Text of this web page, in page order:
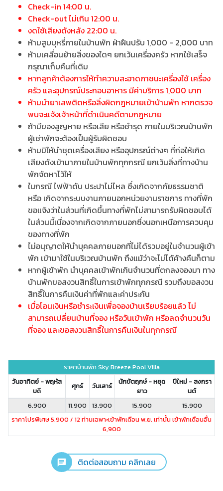
Check-in 14:00 น.
Check-out ไม่เกิน 12:00 น.
งดใช้เสียงดังหลัง 22:00 น.
ห้ามสูบบุหรี่ภายในบ้านพัก ฝ่าฝืนปรับ 1,000 - 2,000 บาท
ห้ามเคลื่อนย้ายสิ่งของใดๆ ยกเว้นเครื่องครัว หากใช้เสร็จ
กรุณาเก็บคืนที่เดิม
หากลูกค้าต้องการให้ทำความสะอาดภาชนะเครื่องใช้ เครื่อง
ครัว และอุปกรณ์ประกอบอาหาร มีค่าบริการ 1,000 บาท
ห้ามนำยาเสพติดหรือสิ่งผิดกฎหมายเข้าบ้านพัก หากตรวจ
พบจะแจ้งเจ้าหน้าที่ดำเนินคดีตามกฎหมาย
ถ้ามีของสูญหาย หรือเสีย หรือชำรุด ภายในบริเวณบ้านพัก
ผู้เช่าพักจะต้องเป็นผู้รับผิดชอบ
ห้ามมิให้นำชุดเครื่องเสียง หรืออุปกรณ์ต่างๆ ที่ก่อให้เกิด
เสียงดังเข้ามาภายในบ้านพักทุกกรณี ยกเว้นสิ่งที่ทางบ้าน
พักจัดหาไว้ให้
ในกรณี ไฟฟ้าดับ ประปาไม่ไหล ซึ่งเกิดจากภัยธรรมชาติ
หรือ เกิดจากระบบงานภายนอกหน่วยงานราชการ ทางที่พัก
ขอแจ้งว่าในส่วนที่เกิดขึ้นทางที่พักไม่สามารถรับผิดชอบได้
ในส่วนนี้เนื่องจากเกิดจากภายนอกซึ่งนอกเหนือการควบคุม
ของทางที่พัก
ไม่อนุญาตให้นำบุคคลภายนอกที่ไม่ได้รวมอยู่ในจำนวนผู้เข้า
พัก เข้ามาใช้ในบริเวณบ้านพัก ถึงแม้ว่าจะไม่ได้ค้างคืนก็ตาม
หากผู้เข้าพัก นำบุคคลเข้าพักเกินจำนวนที่ตกลงจองมา ทาง
บ้านพักขอสงวนสิทธิ์ในการเข้าพักทุกกรณี รวมถึงขอสงวน
สิทธิ์ในการคืนเงินค่าที่พักและค่าประกัน
เมื่อโอนเงินหรือชำระเงินเพื่อจองบ้านเรียบร้อยแล้ว ไม่
สามารถเปลี่ยนบ้านที่จอง หรือวันเข้าพัก หรือลดจำนวนวัน
ที่จอง และขอสงวนสิทธิ์ในการคืนเงินในทุกกรณี
ราคาบ้านพัก Sky Breeze Pool Villa
วันอาทิตย์ - พฤหัส
บดี
ศุกร์ วันเสาร์
นักขัตฤกษ์ - หยุด
ยาว
ปีใหม่ - สงกรา
นต์
6,900
11,900 13,900 15,900
15,900
ราคาโปรพิเศษ 5,900 / 12 ท่านเฉพาะเข้าพักเดือน พ.ย. เท่านั้น เข้าพักเดือนอื่น
6,900
ติดต่อสอบถาม คลิกเลย